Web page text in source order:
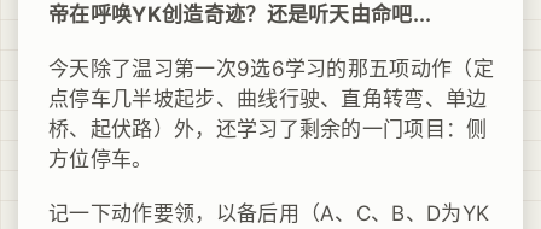
帝在呼唤YK创造奇迹？还是听天由命吧...
今天除了温习第一次9选6学习的那五项动作（定
点停车几半坡起步、曲线行驶、直角转弯、单边
桥、起伏路）外，还学习了剩余的一门项目：侧
方位停车。
记一下动作要领，以备后用（A、C、B、D为YK